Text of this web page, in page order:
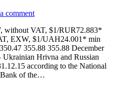
comment
without VAT, $1/RUR72.883*
EXW, $1/UAH24.001* min
355.88 355.88 December
Hrivna and Russian
according to the National
Bank of the…